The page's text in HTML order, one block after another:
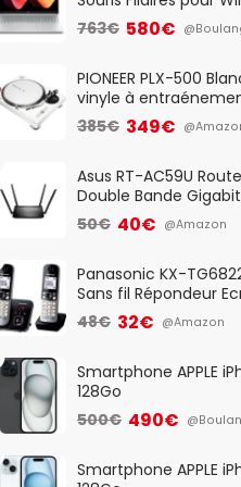
Optique Filaire,
And Play,
QWERTY UK - Noir
763€ 580€
PIONEER PLX-500
vinyle à
vitesses (33-45-78
pre-ampli intégré et
385€ 349€
Asus RT-AC59U
Double Bande
Client VPN, Triple
d'accès et Bridge,
50€ 40€ @Amazon
Panasonic KX-
Sans fil Répondeur
Française]
48€ 32€ @Amazon
Smartphone APPLE
128Go
500€ 490€
Smartphone APPLE